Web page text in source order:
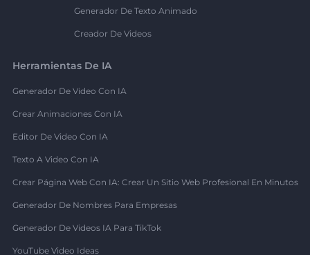
Generador De Texto Animado
Creador De Videos
Herramientas De IA
Generador De Video Con IA
Crear Animaciones Con IA
Editor De Video Con IA
Texto A Video Con IA
Crear Página Web Con IA: Crear Un Sitio Web Profesional En Minutos
Generador De Nombres Para Empresas
Generador De Videos IA Para TikTok
YouTube Video Ideas